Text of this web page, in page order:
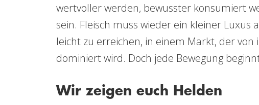
wertvoller werden, bewusster konsumiert
sein. Fleisch muss wieder ein kleiner Luxus
leicht zu erreichen, in einem Markt, der
dominiert wird. Doch jede Bewegung
Wir zeigen euch Helden